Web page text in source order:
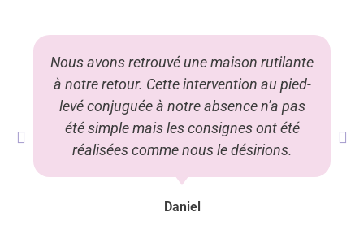
Nous avons retrouvé une maison rutilante
à notre retour. Cette intervention au pied-
levé conjuguée à notre absence n'a pas
été simple mais les consignes ont été
réalisées comme nous le désirions.
Daniel